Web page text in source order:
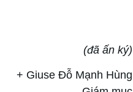
(đã ấn ký)
+ Giuse Đỗ Mạnh Hùng